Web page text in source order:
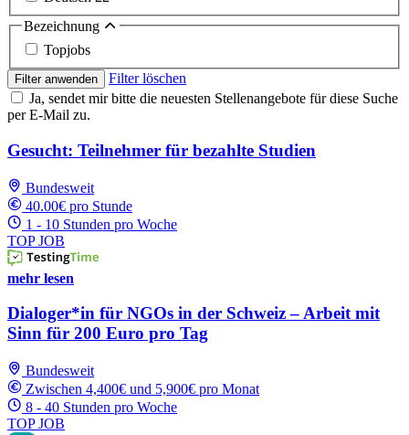
Bezeichnung
Topjobs
Filter anwenden
Filter löschen
Ja, sendet mir bitte die neuesten Stellenangebote für diese Suche
per E-Mail zu.
Gesucht: Teilnehmer für bezahlte Studien
Bundesweit
40.00€ pro Stunde
1 - 10 Stunden pro Woche
TOP JOB
mehr lesen
Dialoger*in für NGOs in der Schweiz – Arbeit mit
Sinn für 200 Euro pro Tag
Bundesweit
Zwischen 4,400€ und 5,900€ pro Monat
8 - 40 Stunden pro Woche
TOP JOB